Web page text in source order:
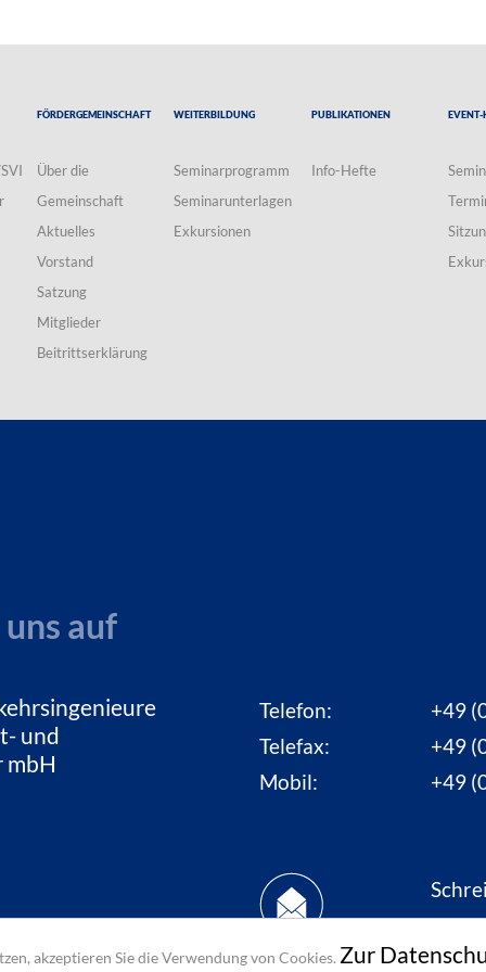
akzeptieren Sie die Verwendung von Cookies. Zur
Fördergemeinschaft
Über die
Gemeinschaft
Aktuelles
Vorstand
Satzung
Mitglieder
Beitrittserklärung
Weiterbildung
Seminarprogramm
Seminarunterlagen
Exkursionen
Publikationen
Info-Hefte
auf
und
mbH
Telefon:
+49
Telefax:
+49
Mobil:
+49
uns